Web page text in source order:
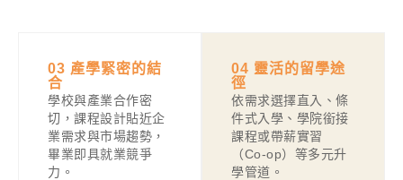
03 產學緊密的結
合
學校與產業合作密
切，課程設計貼近企
業需求與市場趨勢，
畢業即具就業競爭
力。
04 靈活的留學途
徑
依需求選擇直入、條
件式入學、學院銜接
課程或帶薪實習
（Co-op）等多元升
學管道。